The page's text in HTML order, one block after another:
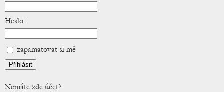
Heslo:
zapamatovat si mě
Nemáte zde účet?